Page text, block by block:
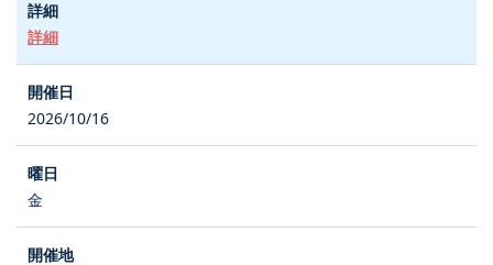
詳細
2026/10/16
金